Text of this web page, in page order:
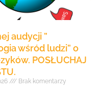
audycji ”
wśród ludzi” o
POSŁUCHAJ
Brak komentarzy